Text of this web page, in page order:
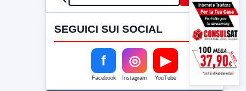
SEGUICI SUI SOCIAL
f
Facebook
◎
Instagram
▶
YouTube